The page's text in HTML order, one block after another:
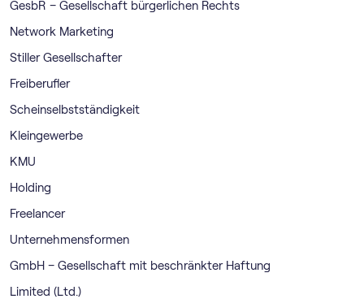
GesbR – Gesellschaft bürgerlichen Rechts
Network Marketing
Stiller Gesellschafter
Freiberufler
Scheinselbstständigkeit
Kleingewerbe
KMU
Holding
Freelancer
Unternehmensformen
GmbH – Gesellschaft mit beschränkter Haftung
Limited (Ltd.)